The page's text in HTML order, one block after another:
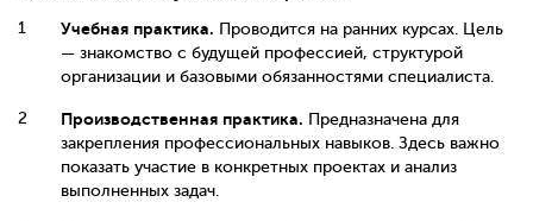
Учебная практика. Проводится на ранних курсах. Цель
— знакомство с будущей профессией, структурой
организации и базовыми обязанностями специалиста.
Производственная практика. Предназначена для
закрепления профессиональных навыков. Здесь важно
показать участие в конкретных проектах и анализ
выполненных задач.